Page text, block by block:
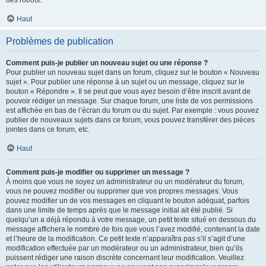
Haut
Problèmes de publication
Comment puis-je publier un nouveau sujet ou une réponse ?
Pour publier un nouveau sujet dans un forum, cliquez sur le bouton « Nouveau
sujet ». Pour publier une réponse à un sujet ou un message, cliquez sur le
bouton « Répondre ». Il se peut que vous ayez besoin d’être inscrit avant de
pouvoir rédiger un message. Sur chaque forum, une liste de vos permissions
est affichée en bas de l’écran du forum ou du sujet. Par exemple : vous pouvez
publier de nouveaux sujets dans ce forum, vous pouvez transférer des pièces
jointes dans ce forum, etc.
Haut
Comment puis-je modifier ou supprimer un message ?
À moins que vous ne soyez un administrateur ou un modérateur du forum,
vous ne pouvez modifier ou supprimer que vos propres messages. Vous
pouvez modifier un de vos messages en cliquant le bouton adéquat, parfois
dans une limite de temps après que le message initial ait été publié. Si
quelqu’un a déjà répondu à votre message, un petit texte situé en dessous du
message affichera le nombre de fois que vous l’avez modifié, contenant la date
et l’heure de la modification. Ce petit texte n’apparaîtra pas s’il s’agit d’une
modification effectuée par un modérateur ou un administrateur, bien qu’ils
puissent rédiger une raison discrète concernant leur modification. Veuillez